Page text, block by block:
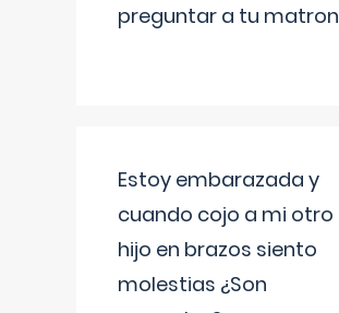
preguntar a tu matron
Estoy embarazada y
cuando cojo a mi otro
hijo en brazos siento
molestias ¿Son